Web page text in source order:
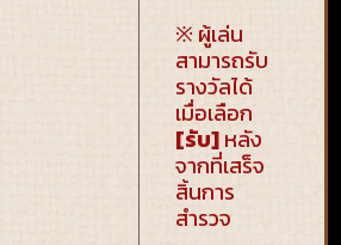
※ ผู้เล่น
สามารถรับ
รางวัลได้
เมื่อเลือก
[รับ]หลัง
จากที่เสร็จ
สิ้นการ
สำรวจ